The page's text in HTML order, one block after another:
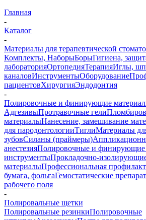
Главная
-
Каталог
-
Материалы для терапевтической
Комплекты, НаборыБорыГигиена,
лабораторияОртопедияТерапияИглы,
каналовИнструментыОборудование
пациентовХирургияЭндодонтия
-
Полировочные и финирующие
АдгезивыПротравочные гели
материалыНанесение, замешивание
для пародонтологииТиглиМатериалы
зубовСиланы (праймеры)
анестезияПолировочные и финирующие
инструментыПрокладочно-
материалыПрофессиональная
бумага, фольгаГемостатические
рабочего поля
-
Полировальные щетки
Полировальные резинкиПолировочные